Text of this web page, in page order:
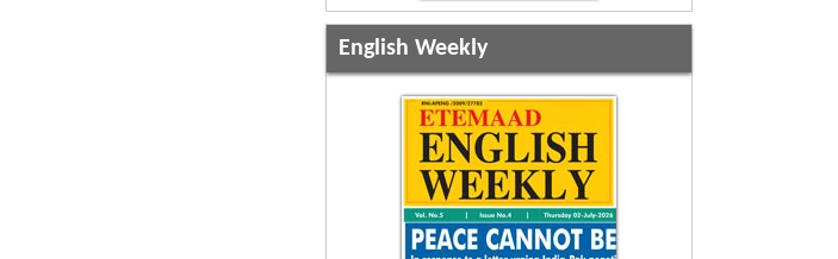
English Weekly